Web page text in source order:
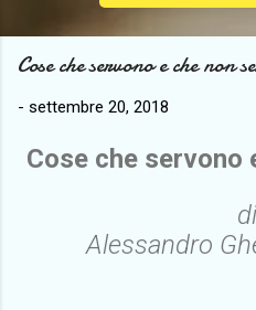
Cose che servono e che non
- settembre 20, 2018
Cose che servono
di
Alessandro